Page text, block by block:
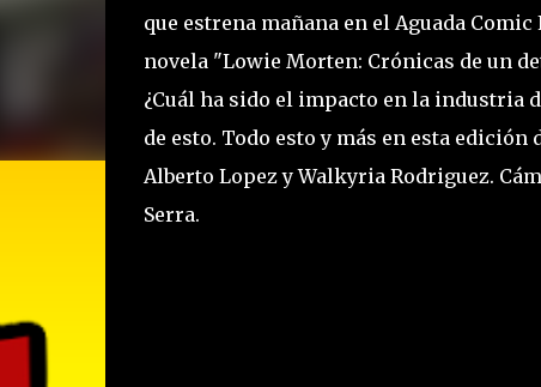
que estrena mañana en el Aguada
novela "Lowie Morten: Crónicas de un
¿Cuál ha sido el impacto en la industria
de esto. Todo esto y más en esta
Alberto Lopez y Walkyria Rodriguez.
Serra.